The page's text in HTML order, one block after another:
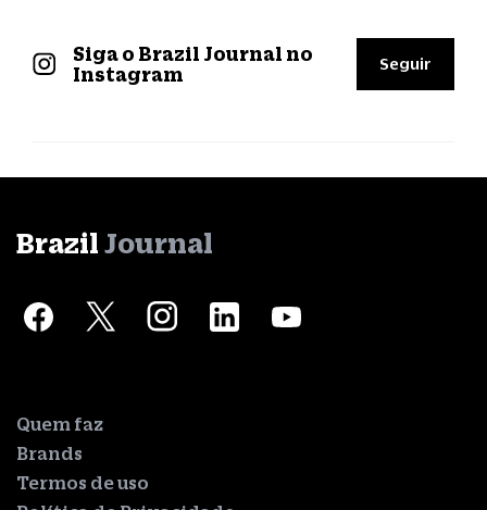
Siga o Brazil Journal no
Instagram
Seguir
Brazil Journal
Quem faz
Brands
Termos de uso